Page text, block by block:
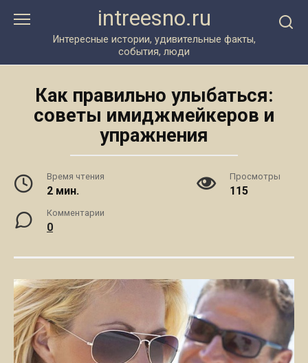
intreesno.ru
Интересные истории, удивительные факты,
события, люди
Как правильно улыбаться:
советы имиджмейкеров и
упражнения
Время чтения
2 мин.
Просмотры
115
Комментарии
0